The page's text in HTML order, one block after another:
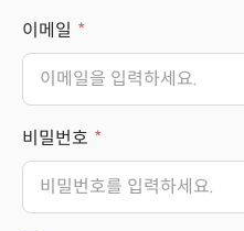
이메일
비밀번호